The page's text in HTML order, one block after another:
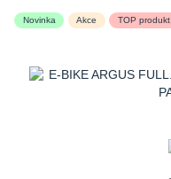
Novinka Akce TOP produkt